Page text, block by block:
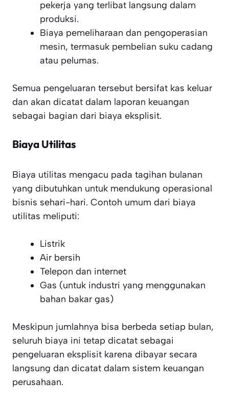
pekerja yang terlibat langsung dalam
produksi.
Biaya pemeliharaan dan pengoperasian
mesin, termasuk pembelian suku cadang
atau pelumas.
Semua pengeluaran tersebut bersifat kas keluar
dan akan dicatat dalam laporan keuangan
sebagai bagian dari biaya eksplisit.
Biaya Utilitas
Biaya utilitas mengacu pada tagihan bulanan
yang dibutuhkan untuk mendukung operasional
bisnis sehari-hari. Contoh umum dari biaya
utilitas meliputi:
Listrik
Air bersih
Telepon dan internet
Gas (untuk industri yang menggunakan
bahan bakar gas)
Meskipun jumlahnya bisa berbeda setiap bulan,
seluruh biaya ini tetap dicatat sebagai
pengeluaran eksplisit karena dibayar secara
langsung dan dicatat dalam sistem keuangan
perusahaan.